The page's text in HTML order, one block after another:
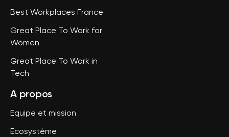
Best Workplaces France
Great Place To Work for
Women
Great Place To Work in
Tech
A propos
Equipe et mission
Ecosystème